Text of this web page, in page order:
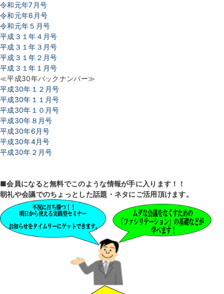
令和元年7月号
令和元年6月号
令和元年５月号
平成３１年４月号
平成３１年３月号
平成３１年２月号
平成３１年１月号
≪平成30年バックナンバー≫
平成30年１２月号
平成30年１１月号
平成30年１０月号
平成30年８月号
平成30年6月号
平成30年4月号
平成30年２月号
■会員になると無料でこのような情報が手に入ります！！
朝礼や会議でのちょっとした話題・ネタにご活用頂けます。